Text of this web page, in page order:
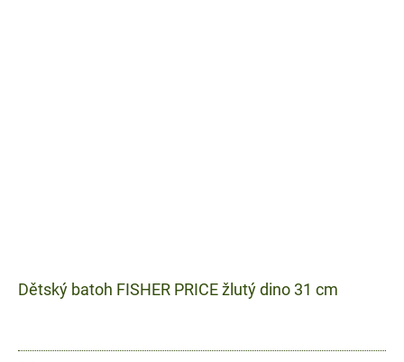
Dětský batoh FISHER PRICE žlutý dino 31 cm